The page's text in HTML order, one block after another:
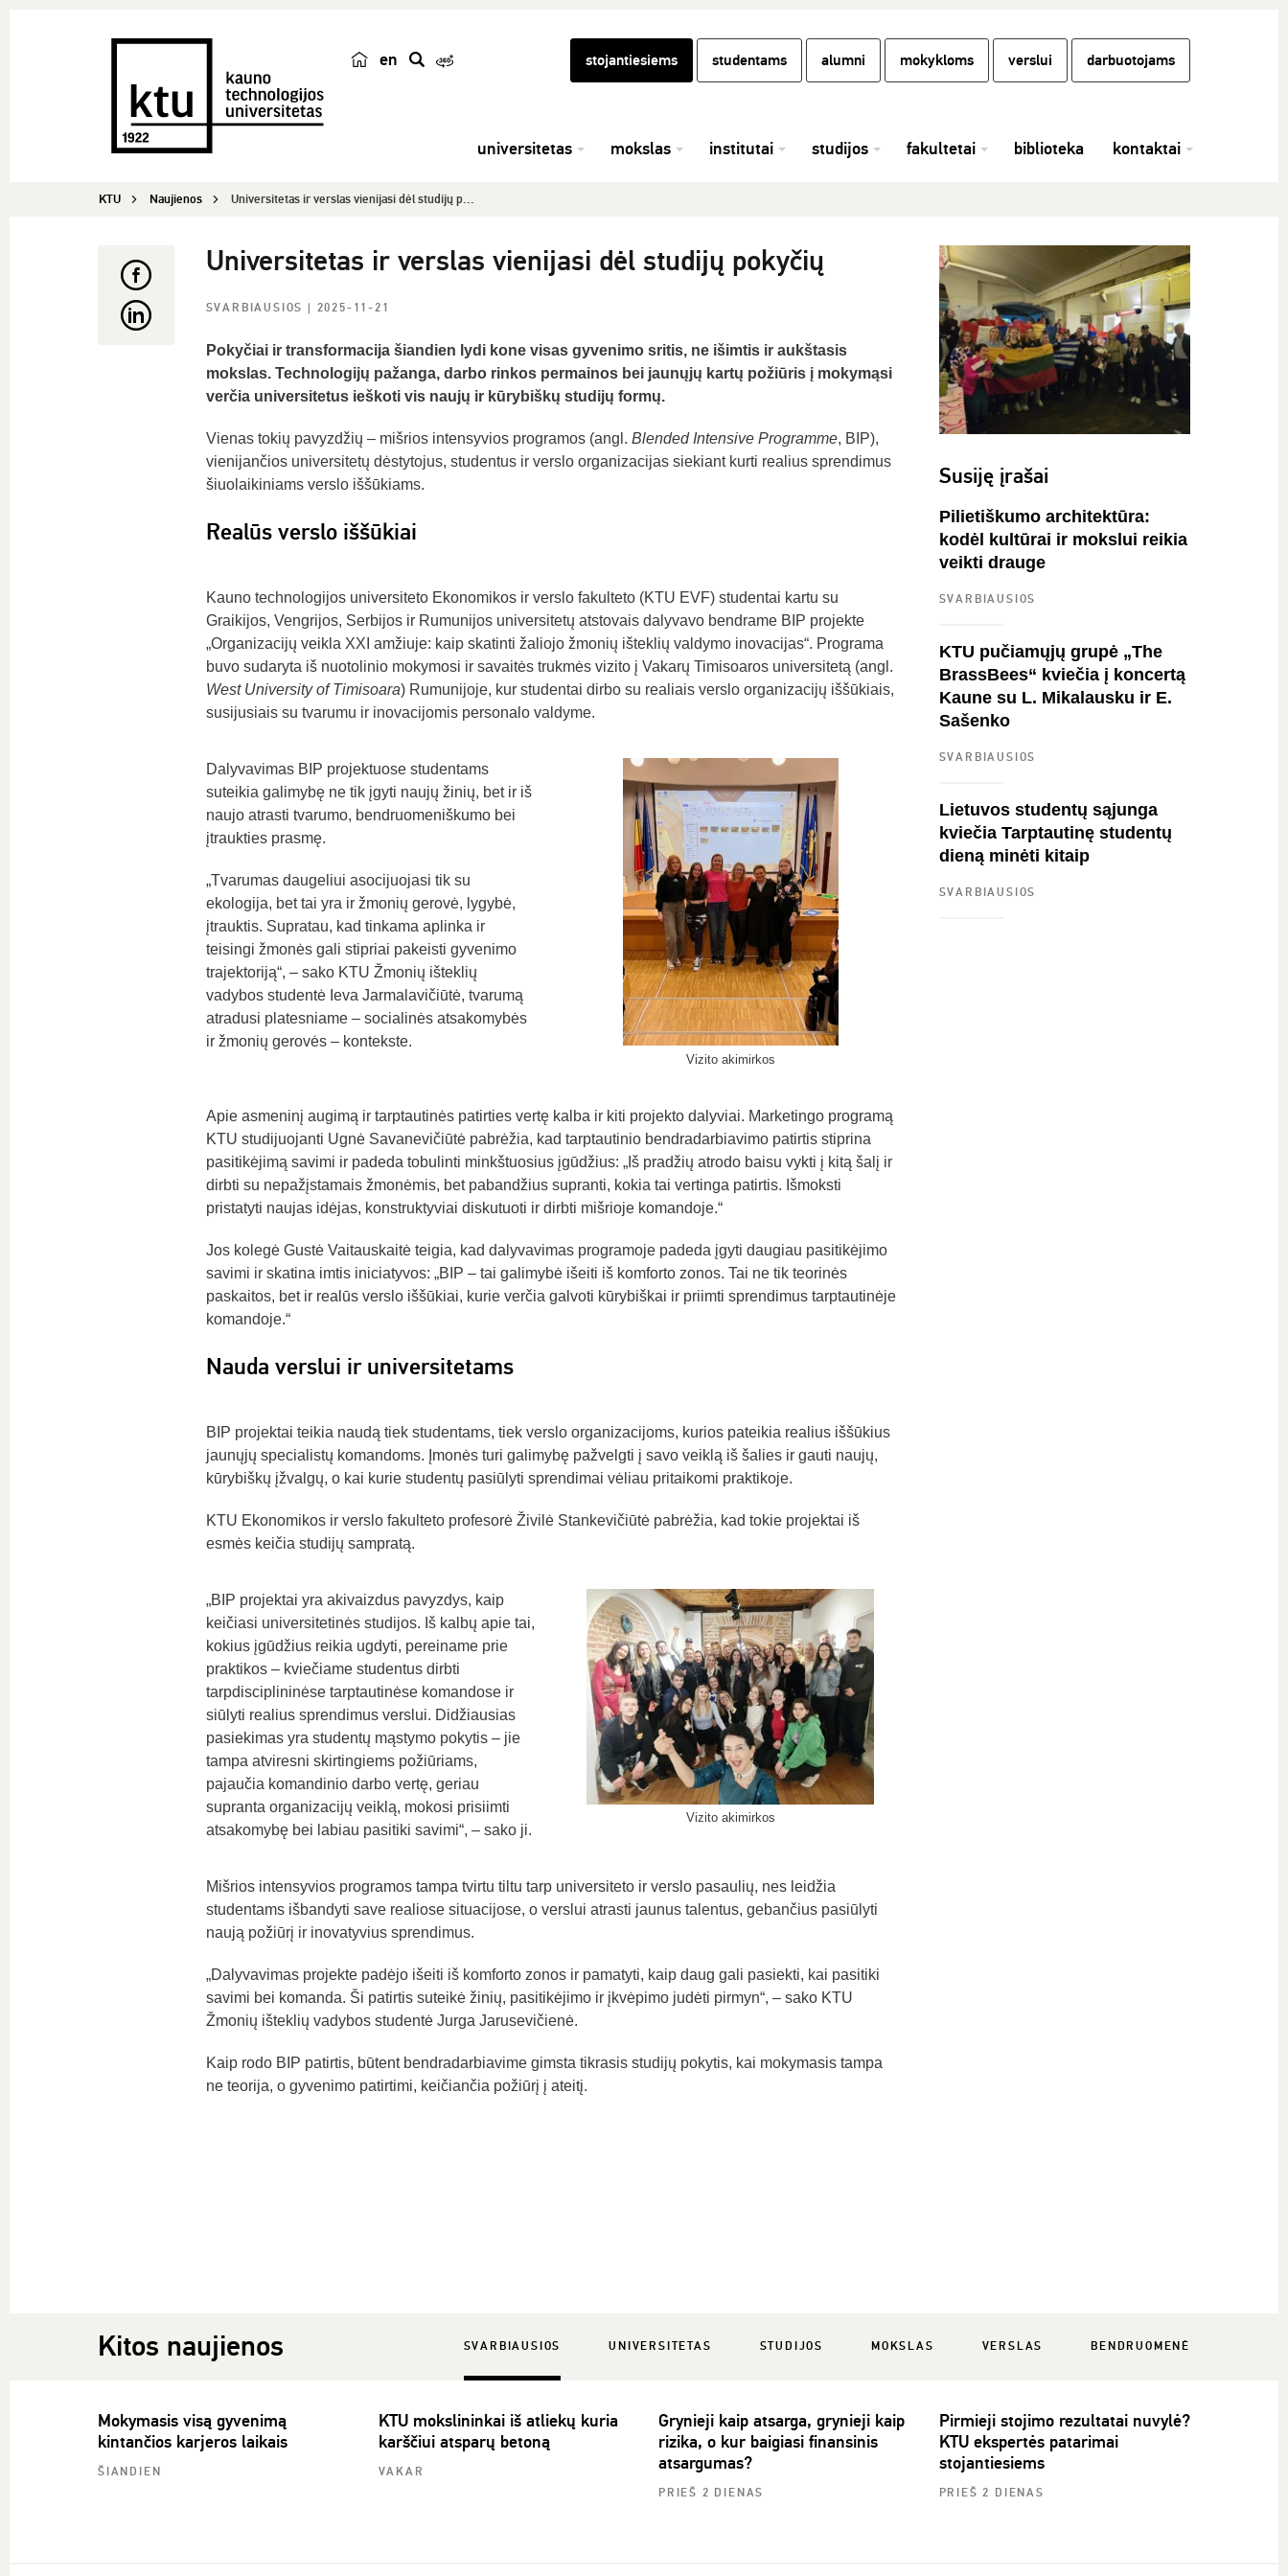
en
k
stojantiesiems studentams alumni mokykloms verslui darbuotojams
universitetas mokslas institutai studijos fakultetai biblioteka kontaktai
KTU Naujienos Universitetas ir verslas vienijasi dėl studijų p...
Universitetas ir verslas vienijasi dėl studijų pokyčių
SVARBIAUSIOS | 2025-11-21
Pokyčiai ir transformacija šiandien lydi kone visas gyvenimo sritis, ne išimtis ir aukštasis
mokslas. Technologijų pažanga, darbo rinkos permainos bei jaunųjų kartų požiūris į mokymąsi
verčia universitetus ieškoti vis naujų ir kūrybiškų studijų formų.
Vienas tokių pavyzdžių – mišrios intensyvios programos (angl. Blended Intensive Programme, BIP),
vienijančios universitetų dėstytojus, studentus ir verslo organizacijas siekiant kurti realius sprendimus
šiuolaikiniams verslo iššūkiams.
Realūs verslo iššūkiai
Kauno technologijos universiteto Ekonomikos ir verslo fakulteto (KTU EVF) studentai kartu su
Graikijos, Vengrijos, Serbijos ir Rumunijos universitetų atstovais dalyvavo bendrame BIP projekte
„Organizacijų veikla XXI amžiuje: kaip skatinti žaliojo žmonių išteklių valdymo inovacijas“. Programa
buvo sudaryta iš nuotolinio mokymosi ir savaitės trukmės vizito į Vakarų Timisoaros universitetą (angl.
West University of Timisoara) Rumunijoje, kur studentai dirbo su realiais verslo organizacijų iššūkiais,
susijusiais su tvarumu ir inovacijomis personalo valdyme.
Dalyvavimas BIP projektuose studentams
suteikia galimybę ne tik įgyti naujų žinių, bet ir iš
naujo atrasti tvarumo, bendruomeniškumo bei
įtraukties prasmę.
„Tvarumas daugeliui asocijuojasi tik su
ekologija, bet tai yra ir žmonių gerovė, lygybė,
įtrauktis. Supratau, kad tinkama aplinka ir
teisingi žmonės gali stipriai pakeisti gyvenimo
trajektoriją“, – sako KTU Žmonių išteklių
vadybos studentė Ieva Jarmalavičiūtė, tvarumą
atradusi platesniame – socialinės atsakomybės
ir žmonių gerovės – kontekste.
Vizito akimirkos
Apie asmeninį augimą ir tarptautinės patirties vertę kalba ir kiti projekto dalyviai. Marketingo programą
KTU studijuojanti Ugnė Savanevičiūtė pabrėžia, kad tarptautinio bendradarbiavimo patirtis stiprina
pasitikėjimą savimi ir padeda tobulinti minkštuosius įgūdžius: „Iš pradžių atrodo baisu vykti į kitą šalį ir
dirbti su nepažįstamais žmonėmis, bet pabandžius supranti, kokia tai vertinga patirtis. Išmoksti
pristatyti naujas idėjas, konstruktyviai diskutuoti ir dirbti mišrioje komandoje.“
Jos kolegė Gustė Vaitauskaitė teigia, kad dalyvavimas programoje padeda įgyti daugiau pasitikėjimo
savimi ir skatina imtis iniciatyvos: „BIP – tai galimybė išeiti iš komforto zonos. Tai ne tik teorinės
paskaitos, bet ir realūs verslo iššūkiai, kurie verčia galvoti kūrybiškai ir priimti sprendimus tarptautinėje
komandoje.“
Nauda verslui ir universitetams
BIP projektai teikia naudą tiek studentams, tiek verslo organizacijoms, kurios pateikia realius iššūkius
jaunųjų specialistų komandoms. Įmonės turi galimybę pažvelgti į savo veiklą iš šalies ir gauti naujų,
kūrybiškų įžvalgų, o kai kurie studentų pasiūlyti sprendimai vėliau pritaikomi praktikoje.
KTU Ekonomikos ir verslo fakulteto profesorė Živilė Stankevičiūtė pabrėžia, kad tokie projektai iš
esmės keičia studijų sampratą.
„BIP projektai yra akivaizdus pavyzdys, kaip
keičiasi universitetinės studijos. Iš kalbų apie tai,
kokius įgūdžius reikia ugdyti, pereiname prie
praktikos – kviečiame studentus dirbti
tarpdisciplininėse tarptautinėse komandose ir
siūlyti realius sprendimus verslui. Didžiausias
pasiekimas yra studentų mąstymo pokytis – jie
tampa atviresni skirtingiems požiūriams,
pajaučia komandinio darbo vertę, geriau
supranta organizacijų veiklą, mokosi prisiimti
atsakomybę bei labiau pasitiki savimi“, – sako ji.
Vizito akimirkos
Mišrios intensyvios programos tampa tvirtu tiltu tarp universiteto ir verslo pasaulių, nes leidžia
studentams išbandyti save realiose situacijose, o verslui atrasti jaunus talentus, gebančius pasiūlyti
naują požiūrį ir inovatyvius sprendimus.
„Dalyvavimas projekte padėjo išeiti iš komforto zonos ir pamatyti, kaip daug gali pasiekti, kai pasitiki
savimi bei komanda. Ši patirtis suteikė žinių, pasitikėjimo ir įkvėpimo judėti pirmyn“, – sako KTU
Žmonių išteklių vadybos studentė Jurga Jarusevičienė.
Kaip rodo BIP patirtis, būtent bendradarbiavime gimsta tikrasis studijų pokytis, kai mokymasis tampa
ne teorija, o gyvenimo patirtimi, keičiančia požiūrį į ateitį.
Susiję įrašai
Pilietiškumo architektūra:
kodėl kultūrai ir mokslui reikia
veikti drauge
SVARBIAUSIOS
KTU pučiamųjų grupė „The
BrassBees“ kviečia į koncertą
Kaune su L. Mikalausku ir E.
Sašenko
SVARBIAUSIOS
Lietuvos studentų sąjunga
kviečia Tarptautinę studentų
dieną minėti kitaip
SVARBIAUSIOS
Kitos naujienos SVARBIAUSIOS UNIVERSITETAS STUDIJOS MOKSLAS VERSLAS BENDRUOMENĖ
Mokymasis visą gyvenimą
kintančios karjeros laikais
ŠIANDIEN
KTU mokslininkai iš atliekų kuria
karščiui atsparų betoną
VAKAR
Grynieji kaip atsarga, grynieji kaip
rizika, o kur baigiasi finansinis
atsargumas?
PRIEŠ 2 DIENAS
Pirmieji stojimo rezultatai nuvylė?
KTU ekspertės patarimai
stojantiesiems
PRIEŠ 2 DIENAS